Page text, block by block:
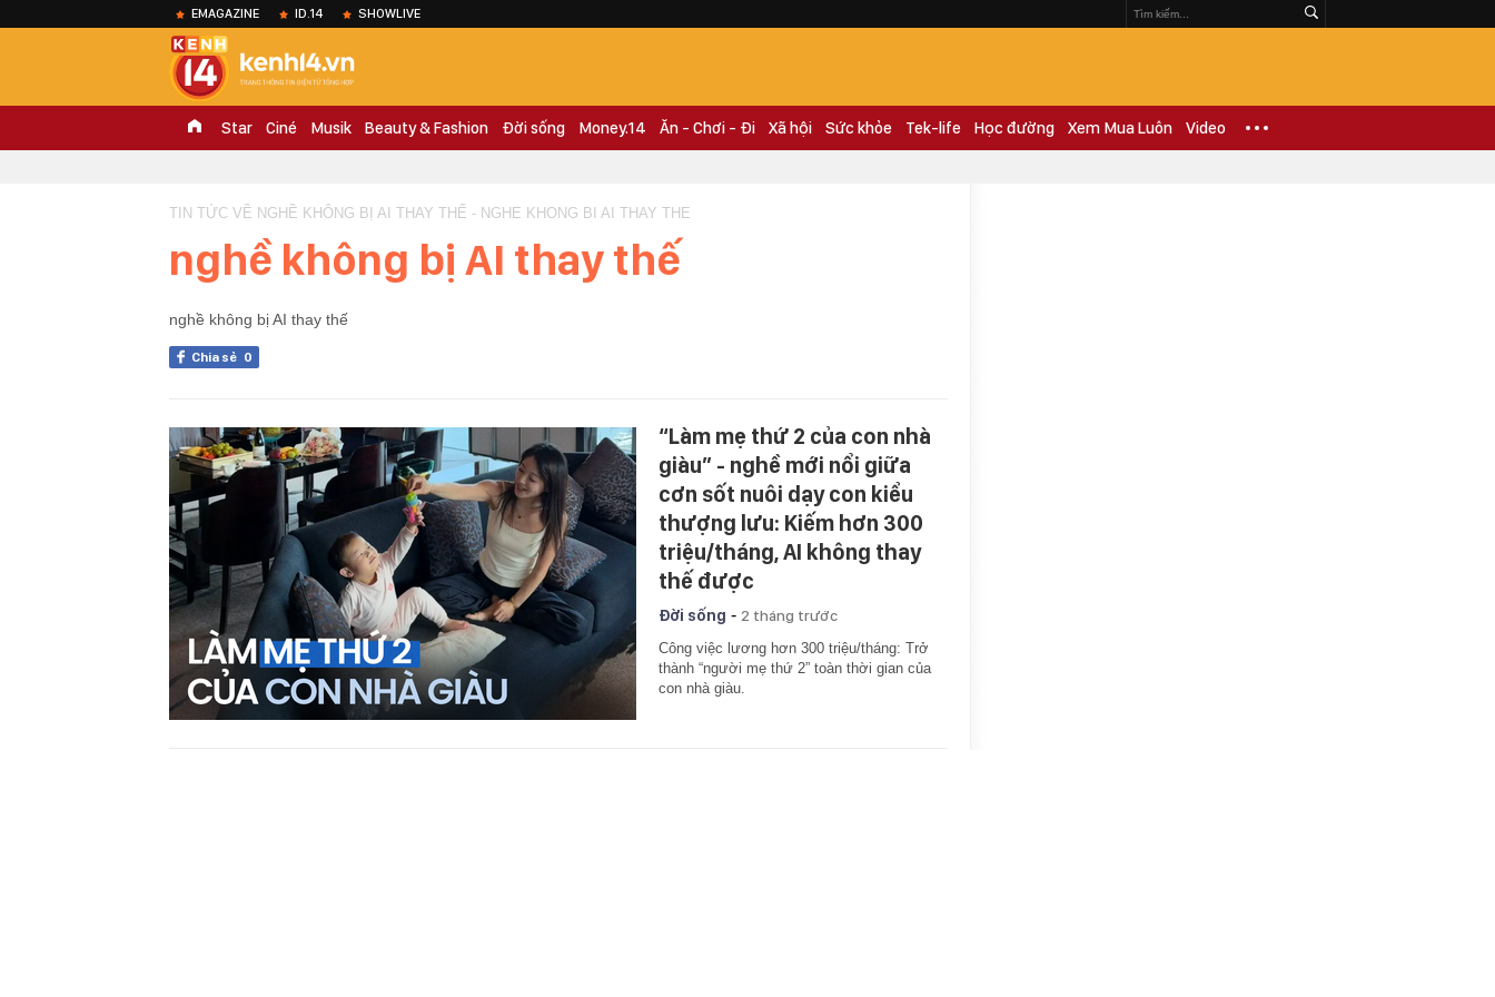
EMAGAZINE ID.14 SHOWLIVE
Star Ciné Musik Beauty & Fashion Đời sống Money.14 Ăn - Chơi - Đi Xã hội Sức khỏe Tek-life Học đường Xem Mua Luôn Video
TIN TỨC VỀ NGHỀ KHÔNG BỊ AI THAY THẾ - NGHE KHONG BI AI THAY THE
nghề không bị AI thay thế
nghề không bị AI thay thế
Chia sẻ 0
“Làm mẹ thứ 2 của con nhà
giàu” - nghề mới nổi giữa
cơn sốt nuôi dạy con kiểu
thượng lưu: Kiếm hơn 300
triệu/tháng, AI không thay
thế được
Đời sống - 2 tháng trước
Công việc lương hơn 300 triệu/tháng: Trở
thành “người mẹ thứ 2” toàn thời gian của
con nhà giàu.